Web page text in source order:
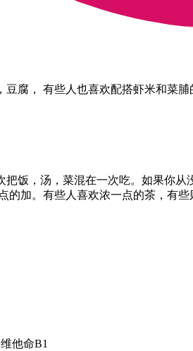
腐， 有些人也喜欢配搭虾米和菜
饭，汤，菜混在一次吃。如果你
加。有些人喜欢浓一点的茶，有些
他命B1